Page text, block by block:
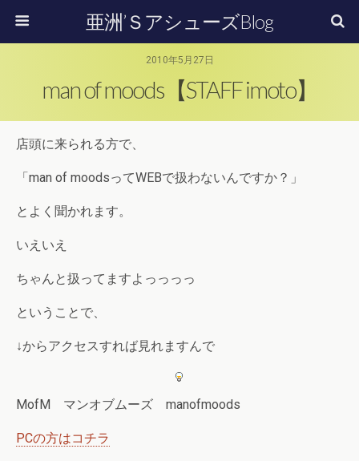
亜洲’ＳアシューズBlog
2010年5月27日
man of moods【STAFF imoto】
店頭に来られる方で、
「man of moodsってWEBで扱わないんですか？」
とよく聞かれます。
いえいえ
ちゃんと扱ってますよっっっっ
ということで、
↓からアクセスすれば見れますんで
MofM マンオブムーズ manofmoods
PCの方はコチラ